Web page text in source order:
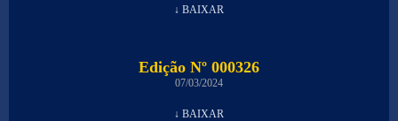
↓ BAIXAR
Edição Nº 000326
07/03/2024
↓ BAIXAR